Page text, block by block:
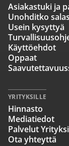
Asiakastuki ja
Unohditko
Usein kysyttyä
Käyttöehdot
Oppaat
YRITYKSILLE
Hinnasto
Mediatiedot
Palvelut
Ota yhteyttä